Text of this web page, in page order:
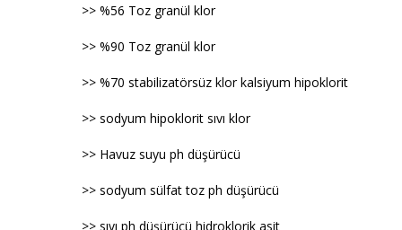
>> %56 Toz granül klor
>> %90 Toz granül klor
>> %70 stabilizatörsüz klor kalsiyum hipoklorit
>> sodyum hipoklorit sıvı klor
>> Havuz suyu ph düşürücü
>> sodyum sülfat toz ph düşürücü
>> sıvı ph düşürücü hidroklorik asit